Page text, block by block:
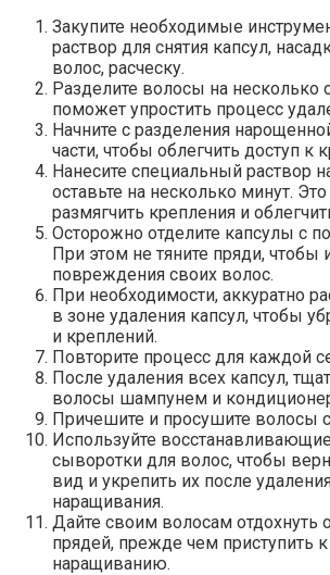
Закупите необходимые
раствор для снятия капсул,
волос, расческу.
Разделите волосы на несколько
поможет упростить процесс
Начните с разделения
части, чтобы облегчить доступ к
Нанесите специальный раствор
оставьте на несколько минут.
размягчить крепления и
Осторожно отделите капсулы с
При этом не тяните пряди, чтобы
повреждения своих волос.
При необходимости, аккуратно
в зоне удаления капсул, чтобы
и креплений.
Повторите процесс для каждой
После удаления всех капсул,
волосы шампунем и
Причешите и просушите волосы
Используйте
сыворотки для волос, чтобы
вид и укрепить их после
наращивания.
Дайте своим волосам отдохнуть
прядей, прежде чем приступить
наращиванию.